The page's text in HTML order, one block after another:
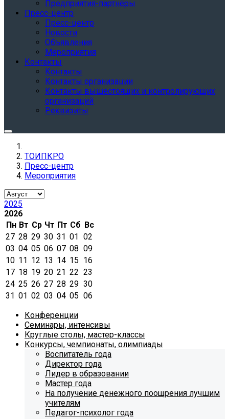
Предприятия-партнёры
Пресс-центр
Пресс-центр
Новости
Объявления
Мероприятия
Контакты
Контакты
Контакты организации
Контакты вышестоящих и контролирующих
организаций
Реквизиты
ТОИПКРО
Пресс-центр
Мероприятия
2025
2026
Пн Вт Ср Чт Пт Сб Вс
27 28 29 30 31 01 02
03 04 05 06 07 08 09
10 11 12 13 14 15 16
17 18 19 20 21 22 23
24 25 26 27 28 29 30
31 01 02 03 04 05 06
Конференции
Семинары, интенсивы
Круглые столы, мастер-классы
Конкурсы, чемпионаты, олимпиады
Воспитатель года
Директор года
Лидер в образовании
Мастер года
На получение денежного поощрения лучшим
учителям
Педагог-психолог года